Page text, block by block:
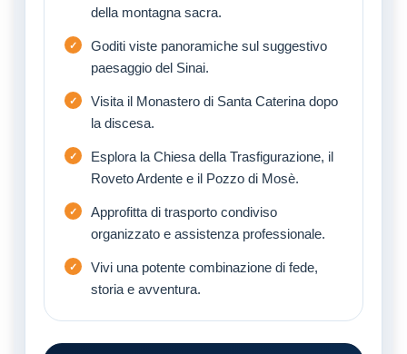
della montagna sacra.
Goditi viste panoramiche sul suggestivo
paesaggio del Sinai.
Visita il Monastero di Santa Caterina dopo
la discesa.
Esplora la Chiesa della Trasfigurazione, il
Roveto Ardente e il Pozzo di Mosè.
Approfitta di trasporto condiviso
organizzato e assistenza professionale.
Vivi una potente combinazione di fede,
storia e avventura.